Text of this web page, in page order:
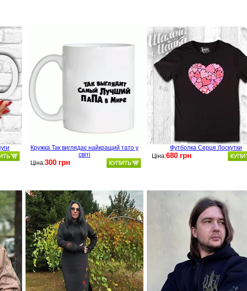
Кружка Так виглядає найкращий тато у
світі
Ціна:300 грн
Футболка Серця Лоскутки
Ціна:680 грн